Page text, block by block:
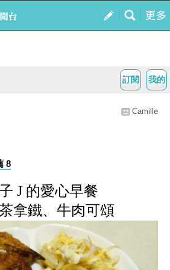
我的
訂閱
Camille
8
J 的愛心早餐
拿鐵、牛肉可頌